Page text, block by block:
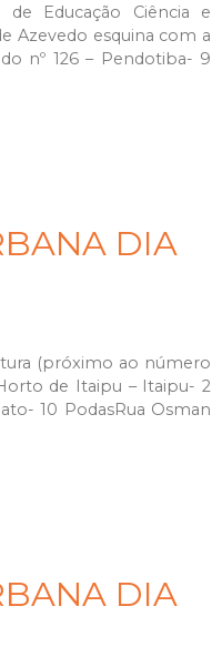
de Educação Ciência e
Azevedo esquina com a
nº 126 – Pendotiba- 9
DIA
(próximo ao número
de Itaipu – Itaipu- 2
10 PodasRua Osman
DIA